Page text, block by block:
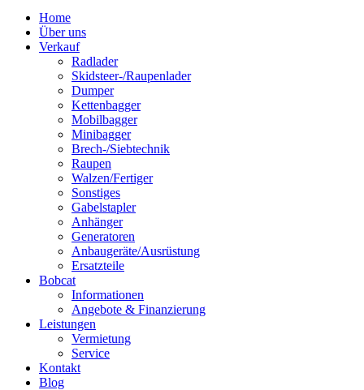
Home
Über uns
Verkauf
Radlader
Skidsteer-/Raupenlader
Dumper
Kettenbagger
Mobilbagger
Minibagger
Brech-/Siebtechnik
Raupen
Walzen/Fertiger
Sonstiges
Gabelstapler
Anhänger
Generatoren
Anbaugeräte/Ausrüstung
Ersatzteile
Bobcat
Informationen
Angebote & Finanzierung
Leistungen
Vermietung
Service
Kontakt
Blog